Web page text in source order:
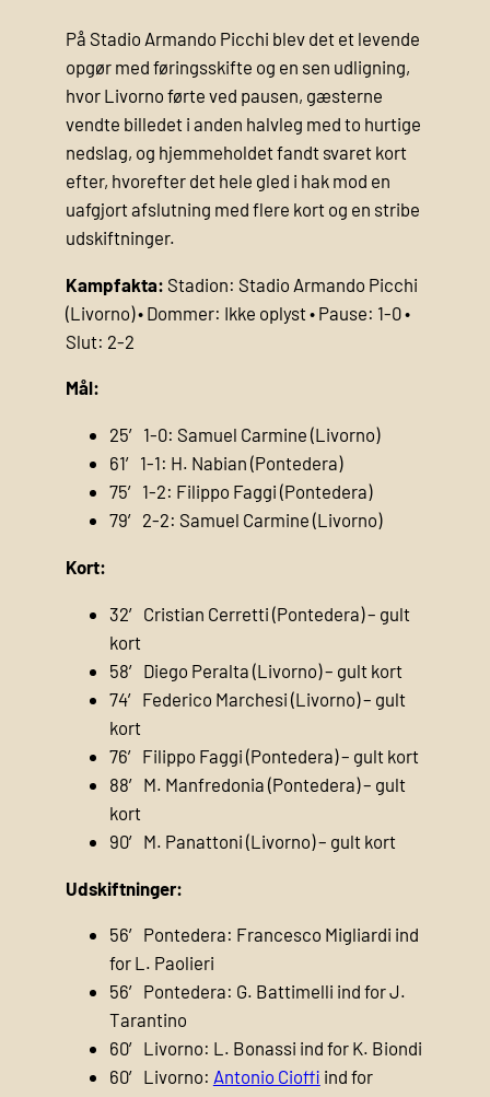
På Stadio Armando Picchi blev det et levende
opgør med føringsskifte og en sen udligning,
hvor Livorno førte ved pausen, gæsterne
vendte billedet i anden halvleg med to hurtige
nedslag, og hjemmeholdet fandt svaret kort
efter, hvorefter det hele gled i hak mod en
uafgjort afslutning med flere kort og en stribe
udskiftninger.
Kampfakta: Stadion: Stadio Armando Picchi
(Livorno) • Dommer: Ikke oplyst • Pause: 1-0 •
Slut: 2-2
Mål:
25′ 1-0: Samuel Carmine (Livorno)
61′ 1-1: H. Nabian (Pontedera)
75′ 1-2: Filippo Faggi (Pontedera)
79′ 2-2: Samuel Carmine (Livorno)
Kort:
32′ Cristian Cerretti (Pontedera) – gult
kort
58′ Diego Peralta (Livorno) – gult kort
74′ Federico Marchesi (Livorno) – gult
kort
76′ Filippo Faggi (Pontedera) – gult kort
88′ M. Manfredonia (Pontedera) – gult
kort
90′ M. Panattoni (Livorno) – gult kort
Udskiftninger:
56′ Pontedera: Francesco Migliardi ind
for L. Paolieri
56′ Pontedera: G. Battimelli ind for J.
Tarantino
60′ Livorno: L. Bonassi ind for K. Biondi
60′ Livorno: Antonio Cioffi ind for